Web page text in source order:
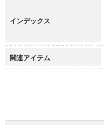
インデックス
関連アイテム